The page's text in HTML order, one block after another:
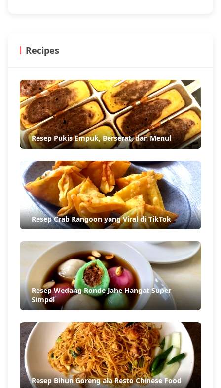
Recipes
Resep Pukis Empuk, Berserat, dan Menul
Resep Crab Rangoon yang Viral di TikTok
Resep Wedang Ronde Jahe Hangat Super
Simpel
Resep Bihun Goreng ala Resto Chinese Food